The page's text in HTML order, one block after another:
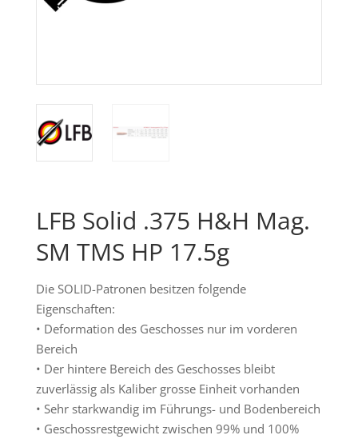
LFB Solid .375 H&H Mag.
SM TMS HP 17.5g
Die SOLID-Patronen besitzen folgende
Eigenschaften:
• Deformation des Geschosses nur im vorderen
Bereich
• Der hintere Bereich des Geschosses bleibt
zuverlässig als Kaliber grosse Einheit vorhanden
• Sehr starkwandig im Führungs- und Bodenbereich
• Geschossrestgewicht zwischen 99% und 100%